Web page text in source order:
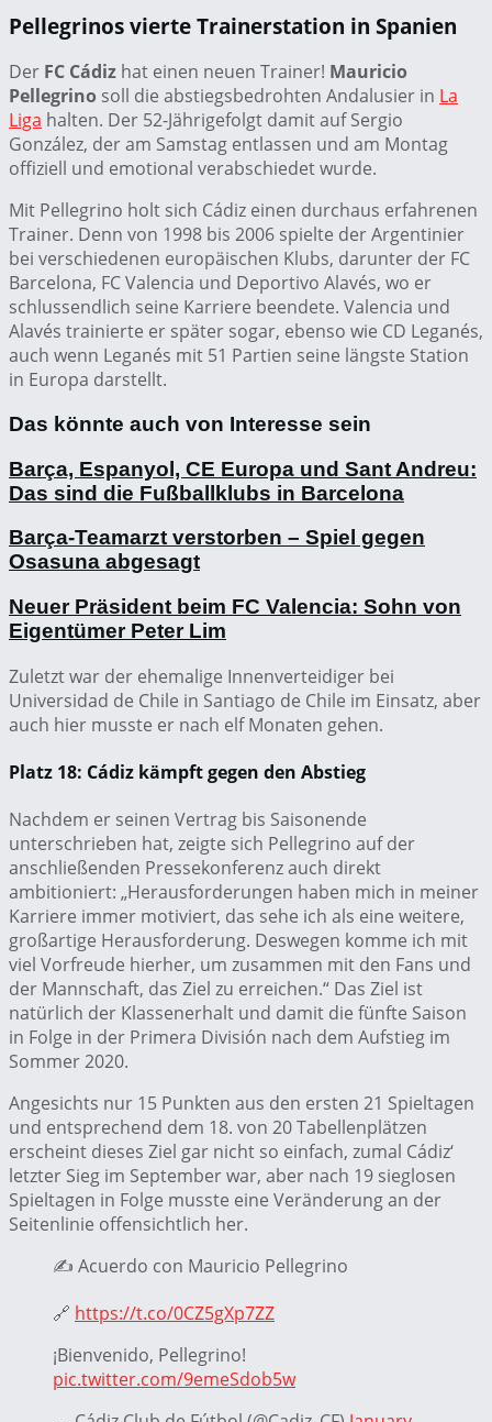
Pellegrinos vierte Trainerstation in Spanien
Der FC Cádiz hat einen neuen Trainer! Mauricio
Pellegrino soll die abstiegsbedrohten Andalusier in La
Liga halten. Der 52-Jährigefolgt damit auf Sergio
González, der am Samstag entlassen und am Montag
offiziell und emotional verabschiedet wurde.
Mit Pellegrino holt sich Cádiz einen durchaus erfahrenen
Trainer. Denn von 1998 bis 2006 spielte der Argentinier
bei verschiedenen europäischen Klubs, darunter der FC
Barcelona, FC Valencia und Deportivo Alavés, wo er
schlussendlich seine Karriere beendete. Valencia und
Alavés trainierte er später sogar, ebenso wie CD Leganés,
auch wenn Leganés mit 51 Partien seine längste Station
in Europa darstellt.
Das könnte auch von Interesse sein
Barça, Espanyol, CE Europa und Sant Andreu:
Das sind die Fußballklubs in Barcelona
Barça-Teamarzt verstorben – Spiel gegen
Osasuna abgesagt
Neuer Präsident beim FC Valencia: Sohn von
Eigentümer Peter Lim
Zuletzt war der ehemalige Innenverteidiger bei
Universidad de Chile in Santiago de Chile im Einsatz, aber
auch hier musste er nach elf Monaten gehen.
Platz 18: Cádiz kämpft gegen den Abstieg
Nachdem er seinen Vertrag bis Saisonende
unterschrieben hat, zeigte sich Pellegrino auf der
anschließenden Pressekonferenz auch direkt
ambitioniert: „Herausforderungen haben mich in meiner
Karriere immer motiviert, das sehe ich als eine weitere,
großartige Herausforderung. Deswegen komme ich mit
viel Vorfreude hierher, um zusammen mit den Fans und
der Mannschaft, das Ziel zu erreichen.“ Das Ziel ist
natürlich der Klassenerhalt und damit die fünfte Saison
in Folge in der Primera División nach dem Aufstieg im
Sommer 2020.
Angesichts nur 15 Punkten aus den ersten 21 Spieltagen
und entsprechend dem 18. von 20 Tabellenplätzen
erscheint dieses Ziel gar nicht so einfach, zumal Cádiz‘
letzter Sieg im September war, aber nach 19 sieglosen
Spieltagen in Folge musste eine Veränderung an der
Seitenlinie offensichtlich her.
✍️ Acuerdo con Mauricio Pellegrino
🔗 https://t.co/0CZ5gXp7ZZ
¡Bienvenido, Pellegrino!
pic.twitter.com/9emeSdob5w